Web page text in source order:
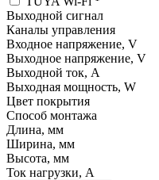
Выходной сигнал
Каналы управления
Входное напряжение, V
Выходное напряжение, V
Выходной ток, A
Выходная мощность, W
Цвет покрытия
Способ монтажа
Длина, мм
Ширина, мм
Высота, мм
Ток нагрузки, A